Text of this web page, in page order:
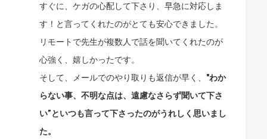
すぐに、ケガの心配して下さり、早急に対応しま
す！と言ってくれたのがとても安心できました。
リモートで先生が複数人で話を聞いてくれたのが
心強く、嬉しかったです。
そして、メールでのやり取りも返信が早く、 "わか
らない事、不明な点は、遠慮なさらず聞いて下さ
い”といつも言って下さったのがうれしく思いまし
た。